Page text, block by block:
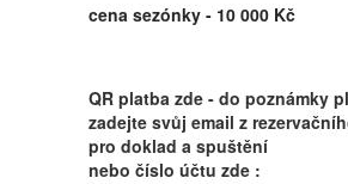
cena sezónky - 10 000 Kč
QR platba zde - do poznámky
zadejte svůj email z
pro doklad a spuštění
nebo číslo účtu zde :